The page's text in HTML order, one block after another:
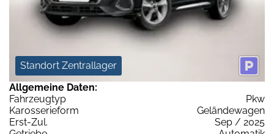
Standort Zentrallager
Allgemeine Daten:
Fahrzeugtyp
Pkw
Karosserieform
Geländewagen
Erst-Zul.
Sep / 2025